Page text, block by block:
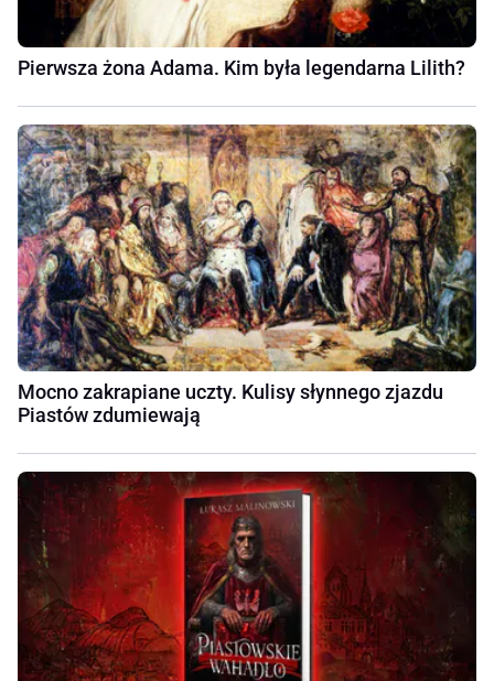
Pierwsza żona Adama. Kim była legendarna Lilith?
Mocno zakrapiane uczty. Kulisy słynnego zjazdu
Piastów zdumiewają